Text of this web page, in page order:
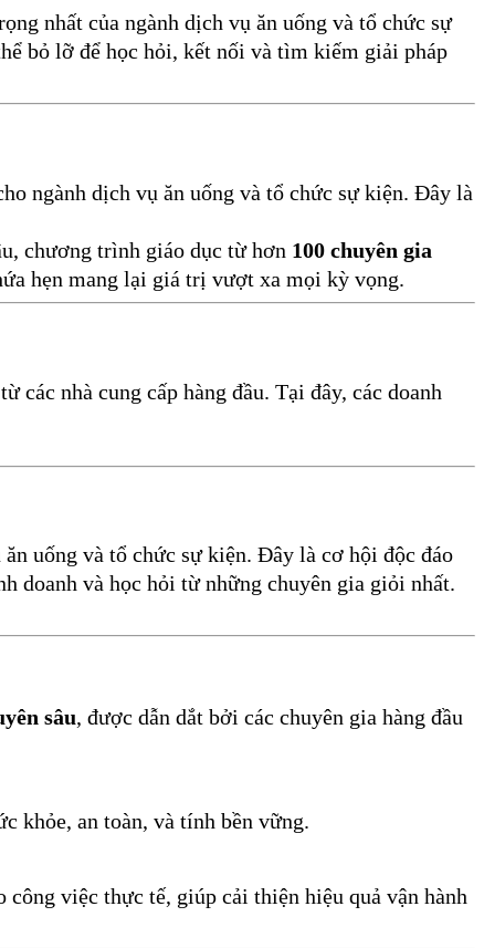
nhất của ngành dịch vụ ăn uống và tổ chức sự
bỏ lỡ để học hỏi, kết nối và tìm kiếm giải pháp
ngành dịch vụ ăn uống và tổ chức sự kiện. Đây là
chương trình giáo dục từ hơn 100 chuyên gia
hẹn mang lại giá trị vượt xa mọi kỳ vọng.
các nhà cung cấp hàng đầu. Tại đây, các doanh
uống và tổ chức sự kiện. Đây là cơ hội độc đáo
doanh và học hỏi từ những chuyên gia giỏi nhất.
sâu, được dẫn dắt bởi các chuyên gia hàng đầu
khỏe, an toàn, và tính bền vững.
việc thực tế, giúp cải thiện hiệu quả vận hành